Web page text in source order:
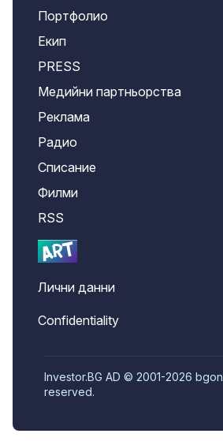
Портфолио
Екип
PRESS
Медийни партньорства
Реклама
Радио
Списание
Филми
RSS
Лични данни
Confidentiality
Investor.BG AD © 2001-2026
reserved.